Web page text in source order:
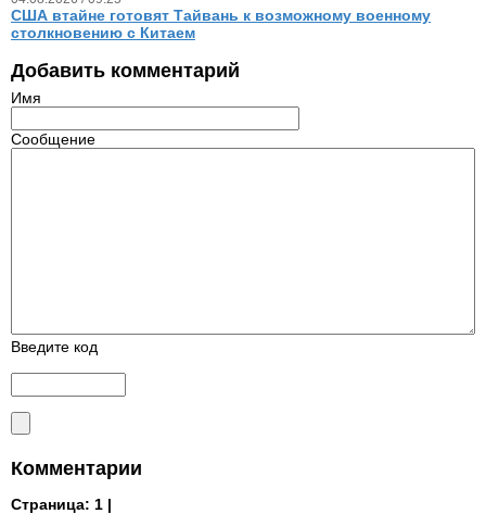
США втайне готовят Тайвань к возможному военному
столкновению с Китаем
Добавить комментарий
Имя
Сообщение
Введите код
Комментарии
Страница: 1 |